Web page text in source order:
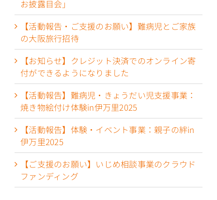
お披露目会」
【活動報告・ご支援のお願い】難病児とご家族
の大阪旅行招待
【お知らせ】クレジット決済でのオンライン寄
付ができるようになりました
【活動報告】難病児・きょうだい児支援事業：
焼き物絵付け体験in伊万里2025
【活動報告】体験・イベント事業：親子の絆in
伊万里2025
【ご支援のお願い】いじめ相談事業のクラウド
ファンディング